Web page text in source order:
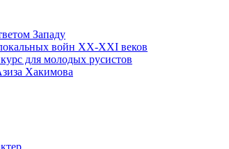
Западу
войн XX-XXI веков
для молодых русистов
Хакимова